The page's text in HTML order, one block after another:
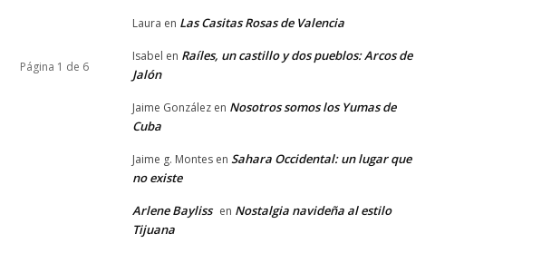
Página 1 de 6
Laura en Las Casitas Rosas de Valencia
Isabel en Raíles, un castillo y dos pueblos: Arcos de
Jalón
Jaime González en Nosotros somos los Yumas de
Cuba
Jaime g. Montes en Sahara Occidental: un lugar que
no existe
Arlene Bayliss en Nostalgia navideña al estilo
Tijuana